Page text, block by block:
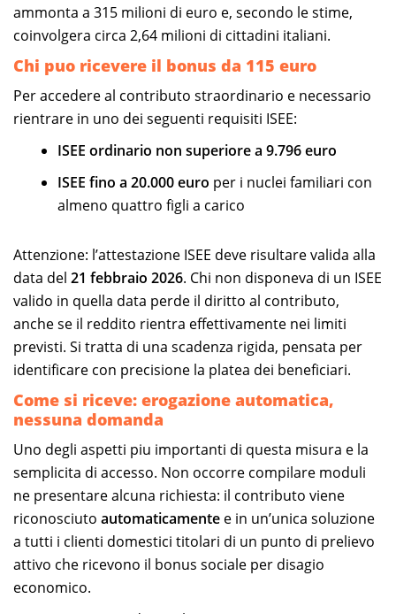
ammonta a 315 milioni di euro e, secondo le stime,
coinvolgera circa 2,64 milioni di cittadini italiani.
Chi puo ricevere il bonus da 115 euro
Per accedere al contributo straordinario e necessario
rientrare in uno dei seguenti requisiti ISEE:
ISEE ordinario non superiore a 9.796 euro
ISEE fino a 20.000 euro per i nuclei familiari con
almeno quattro figli a carico
Attenzione: l’attestazione ISEE deve risultare valida alla
data del 21 febbraio 2026. Chi non disponeva di un ISEE
valido in quella data perde il diritto al contributo,
anche se il reddito rientra effettivamente nei limiti
previsti. Si tratta di una scadenza rigida, pensata per
identificare con precisione la platea dei beneficiari.
Come si riceve: erogazione automatica,
nessuna domanda
Uno degli aspetti piu importanti di questa misura e la
semplicita di accesso. Non occorre compilare moduli
ne presentare alcuna richiesta: il contributo viene
riconosciuto automaticamente e in un’unica soluzione
a tutti i clienti domestici titolari di un punto di prelievo
attivo che ricevono il bonus sociale per disagio
economico.